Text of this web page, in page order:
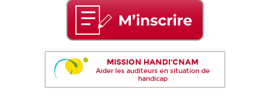
MISSION HANDI'CNAM
Aider les auditeurs en situation de
handicap